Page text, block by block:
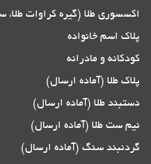
اکسسوری طلا (گیره کراوات
پلاک اسم خانواده
کودکانه و مادرانه
پلاک طلا (آماده ارسال)
دستبند طلا (آماده ارسال)
نیم ست طلا (آماده ارسال)
گردنبند سنگ (آماده ارسال)